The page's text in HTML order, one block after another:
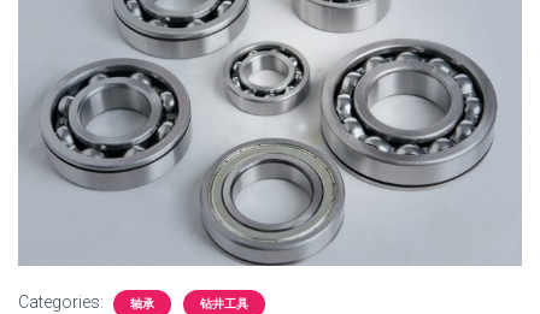
Categories: 轴承 钻井工具